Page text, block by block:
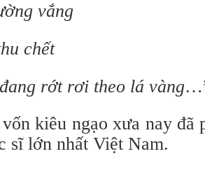
vắng
chết
rớt rơi theo lá vàng
kiêu ngạo xưa nay đã
sĩ lớn nhất Việt Nam.